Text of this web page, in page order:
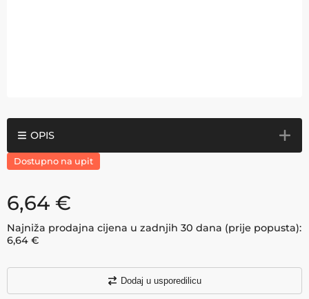
OPIS
Dostupno na upit
6,64 €
Najniža prodajna cijena u zadnjih 30 dana (prije popusta):
6,64 €
Dodaj u usporedilicu